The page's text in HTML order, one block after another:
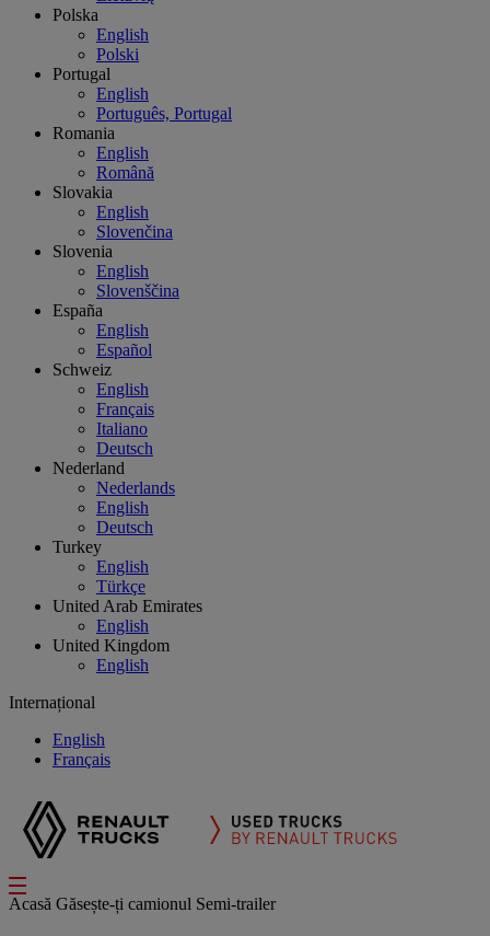
Polska
English
Polski
Portugal
English
Português, Portugal
Romania
English
Română
Slovakia
English
Slovenčina
Slovenia
English
Slovenščina
España
English
Español
Schweiz
English
Français
Italiano
Deutsch
Nederland
Nederlands
English
Deutsch
Turkey
English
Türkçe
United Arab Emirates
English
United Kingdom
English
Internațional
English
Français
Acasă Găsește-ți camionul Semi-trailer